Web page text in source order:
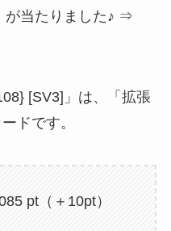
が当たりました♪ ⇒
[SV3]」は、「拡張
ドです。
pt（＋10pt）